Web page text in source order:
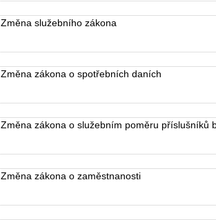
Změna služebního zákona
Změna zákona o spotřebních daních
Změna zákona o služebním poměru příslušníků
Změna zákona o zaměstnanosti